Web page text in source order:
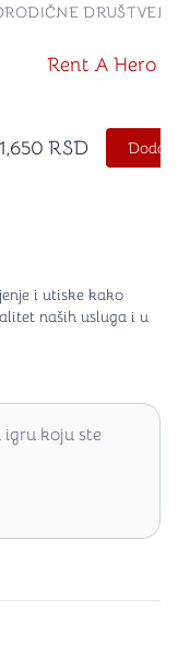
Rent A Hero
1,650 RSD
i utiske kako
naših usluga i u
igru koju ste